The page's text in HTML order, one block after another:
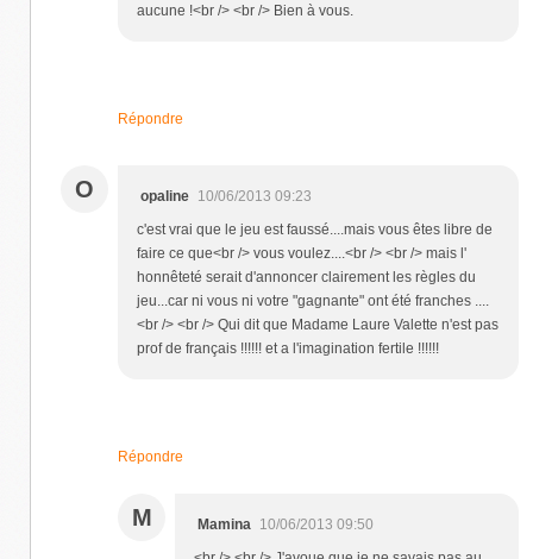
aucune !<br /> <br /> Bien à vous.
Répondre
O opaline 10/06/2013 09:23
c'est vrai que le jeu est faussé....mais vous êtes libre de
faire ce que<br /> vous voulez....<br /> <br /> mais l'
honnêteté serait d'annoncer clairement les règles du
jeu...car ni vous ni votre "gagnante" ont été franches ....
<br /> <br /> Qui dit que Madame Laure Valette n'est pas
prof de français !!!!!! et a l'imagination fertile !!!!!!
Répondre
M Mamina 10/06/2013 09:50